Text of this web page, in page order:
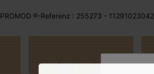
PROMOD ®-Referenz : 255273 - 11291023042